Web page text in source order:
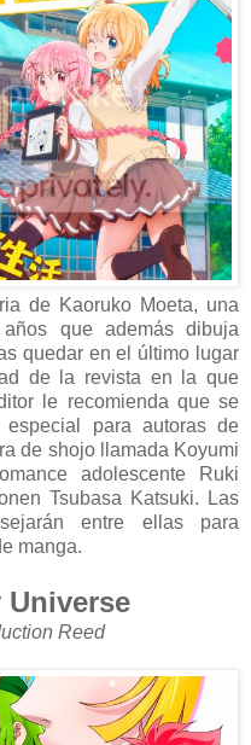
de Kaoruko Moeta, una
que además dibuja
quedar en el último lugar
de la revista en la que
le recomienda que se
para autoras de
de shojo llamada Koyumi
adolescente Ruki
Tsubasa Katsuki. Las
entre ellas para
manga.
Universe
Reed